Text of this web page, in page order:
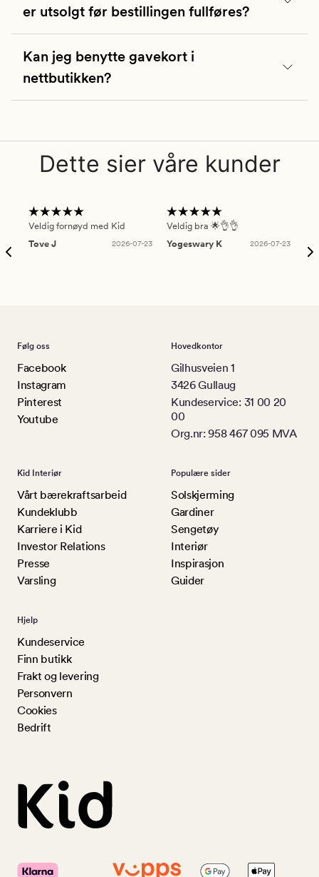
Sjekk gjerne vår chatbot også for svar.
E-post: kundeservice@kid.no
Telefon: 31 00 20 00
er utsolgt før bestillingen fullføres?
Kan jeg benytte gavekort i
nettbutikken?
Dette sier våre kunder
Veldig fornøyd med Kid
Tove J
2026-07-23
Veldig bra 🌟👌👌
Yogeswary K
2026-07-23
Følg oss
Facebook
Instagram
Pinterest
Youtube
Hovedkontor
Gilhusveien 1
3426 Gullaug
Kundeservice: 31 00 20
00
Org.nr: 958 467 095 MVA
Kid Interiør
Vårt bærekraftsarbeid
Kundeklubb
Karriere i Kid
Investor Relations
Presse
Varsling
Populære sider
Solskjerming
Gardiner
Sengetøy
Interiør
Inspirasjon
Guider
Hjelp
Kundeservice
Finn butikk
Frakt og levering
Personvern
Cookies
Bedrift